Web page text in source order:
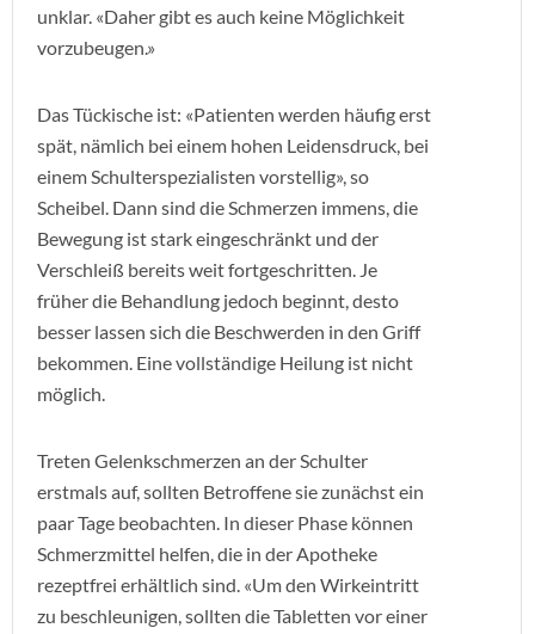
unklar. «Daher gibt es auch keine Möglichkeit
vorzubeugen.»
Das Tückische ist: «Patienten werden häufig erst
spät, nämlich bei einem hohen Leidensdruck, bei
einem Schulterspezialisten vorstellig», so
Scheibel. Dann sind die Schmerzen immens, die
Bewegung ist stark eingeschränkt und der
Verschleiß bereits weit fortgeschritten. Je
früher die Behandlung jedoch beginnt, desto
besser lassen sich die Beschwerden in den Griff
bekommen. Eine vollständige Heilung ist nicht
möglich.
Treten Gelenkschmerzen an der Schulter
erstmals auf, sollten Betroffene sie zunächst ein
paar Tage beobachten. In dieser Phase können
Schmerzmittel helfen, die in der Apotheke
rezeptfrei erhältlich sind. «Um den Wirkeintritt
zu beschleunigen, sollten die Tabletten vor einer